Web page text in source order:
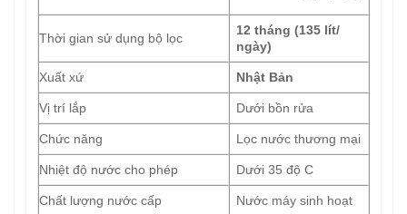
Thời gian sử dụng bộ lọc
12 tháng (135 lít/
ngày)
Xuất xứ Nhật Bản
Vị trí lắp Dưới bồn rửa
Chức năng Lọc nước thương mại
Nhiệt độ nước cho phép Dưới 35 độ C
Chất lượng nước cấp Nước máy sinh hoạt